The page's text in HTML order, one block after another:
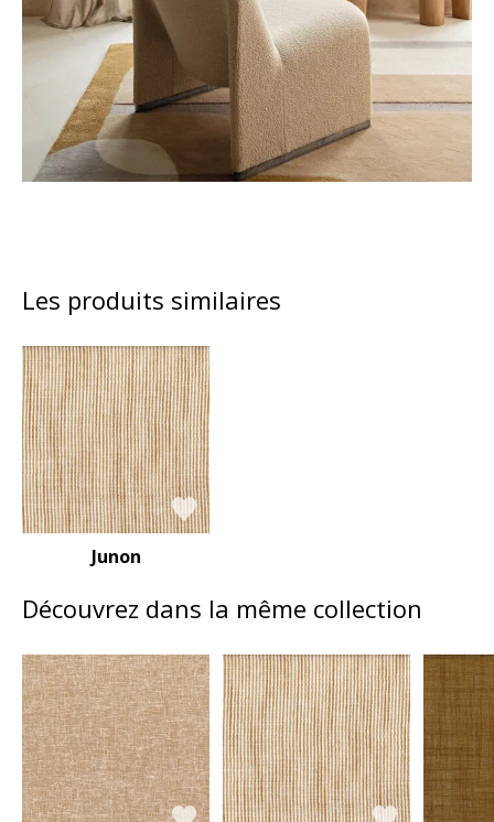
Les produits similaires
Junon
Découvrez dans la même collection